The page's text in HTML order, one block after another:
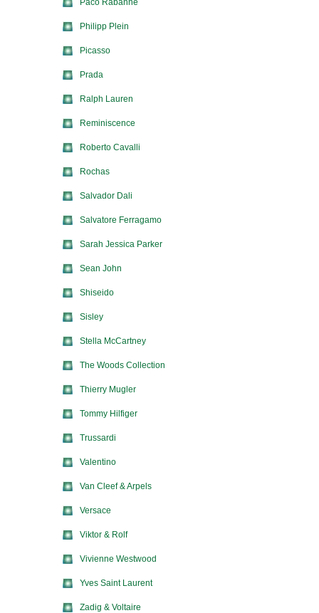
Paco Rabanne
Philipp Plein
Picasso
Prada
Ralph Lauren
Reminiscence
Roberto Cavalli
Rochas
Salvador Dali
Salvatore Ferragamo
Sarah Jessica Parker
Sean John
Shiseido
Sisley
Stella McCartney
The Woods Collection
Thierry Mugler
Tommy Hilfiger
Trussardi
Valentino
Van Cleef & Arpels
Versace
Viktor & Rolf
Vivienne Westwood
Yves Saint Laurent
Zadig & Voltaire